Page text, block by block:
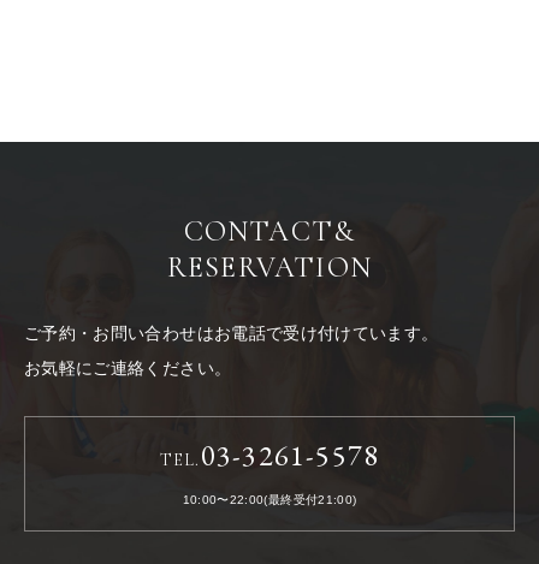
CONTACT&
RESERVATION
ご予約・お問い合わせはお電話で受け付けています。
お気軽にご連絡ください。
TEL. 03-3261-5578
10:00〜22:00(最終受付21:00)